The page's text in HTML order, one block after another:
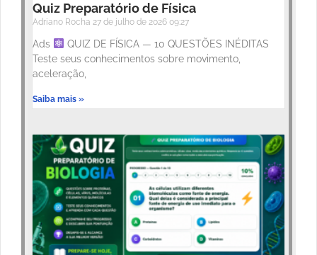
Quiz Preparatório de Física
Adriano Rocha 27 de julho de 2026 09:27
Ads
QUIZ DE FÍSICA — 10 QUESTÕES INÉDITAS
Teste seus conhecimentos sobre movimento,
aceleração,
Saiba mais »